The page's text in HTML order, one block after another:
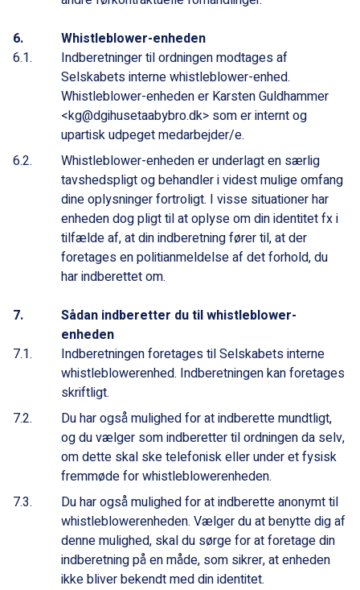
Whistleblower-enheden
Indberetninger til ordningen modtages af
Selskabets interne whistleblower-enhed.
Whistleblower-enheden er Karsten Guldhammer
<kg@dgihusetaabybro.dk> som er internt og
upartisk udpeget medarbejder/e.
Whistleblower-enheden er underlagt en særlig
tavshedspligt og behandler i videst mulige omfang
dine oplysninger fortroligt. I visse situationer har
enheden dog pligt til at oplyse om din identitet fx i
tilfælde af, at din indberetning fører til, at der
foretages en politianmeldelse af det forhold, du
har indberettet om.
Sådan indberetter du til whistleblower-
enheden
Indberetningen foretages til Selskabets interne
whistleblowerenhed. Indberetningen kan foretages
skriftligt.
Du har også mulighed for at indberette mundtligt,
og du vælger som indberetter til ordningen da selv,
om dette skal ske telefonisk eller under et fysisk
fremmøde for whistleblowerenheden.
Du har også mulighed for at indberette anonymt til
whistleblowerenheden. Vælger du at benytte dig af
denne mulighed, skal du sørge for at foretage din
indberetning på en måde, som sikrer, at enheden
ikke bliver bekendt med din identitet.